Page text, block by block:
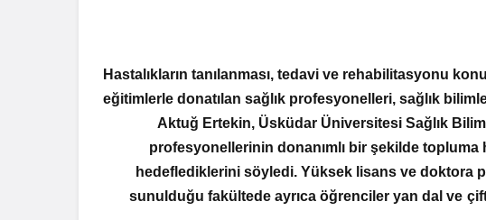
Hastalıkların tanılanması, tedavi ve rehabilitasyonu
eğitimlerle donatılan sağlık profesyonelleri, sağlık
Aktuğ Ertekin, Üsküdar Üniversitesi Sağlık
profesyonellerinin donanımlı bir şekilde
hedeflediklerini söyledi. Yüksek lisans ve doktora
sunulduğu fakültede ayrıca öğrenciler yan dal ve